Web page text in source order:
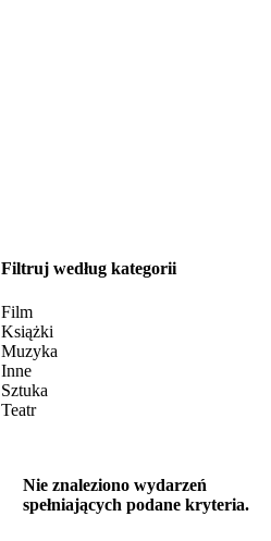
Filtruj według kategorii
Film
Książki
Muzyka
Inne
Sztuka
Teatr
Nie znaleziono wydarzeń
spełniających podane kryteria.